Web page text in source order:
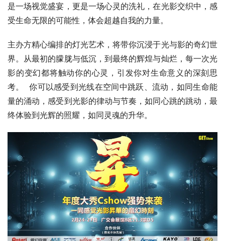
是一场视觉盛宴，更是一场心灵的洗礼，在光影交织中，感
受生命无限的可能性，体会超越自我的力量。
主办方精心编排的灯光艺术，将带你沉浸于光与影的奇幻世
界。从最初的朦胧与低沉，到最终的辉煌与灿烂，每一次光
影的变幻都将触动你的心灵，引发你对生命意义的深刻思
考。  你可以感受到光线在空间中跳跃、流动，如同生命能
量的涌动，感受到光影的律动与节奏，如同心跳的跳动，最
终体验到光辉的照耀，如同灵魂的升华。